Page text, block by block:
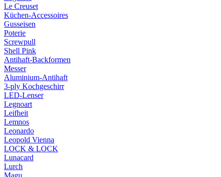
Le Creuset
Küchen-Accessoires
Gusseisen
Poterie
Screwpull
Shell Pink
Antihaft-Backformen
Messer
Aluminium-Antihaft
3-ply Kochgeschirr
LED-Lenser
Legnoart
Leifheit
Lemnos
Leonardo
Leopold Vienna
LOCK & LOCK
Lunacard
Lurch
Magu